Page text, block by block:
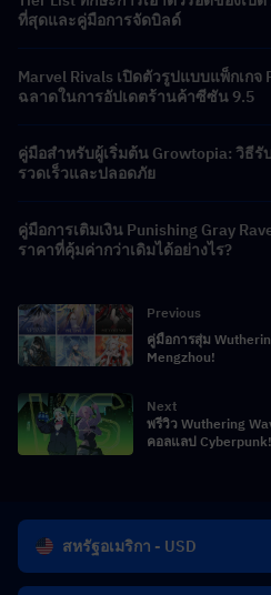
ที่สุดและคู่มือการจัดบิลด์
Marvel Rivals เปิดตัวรูปแบบแพ็กเกจ
ฉลาดในการอัปเดตร้านค้าซีซัน 9.5
คู่มือสำหรับผู้เริ่มต้น Growtopia: วิธี
รวดเร็วและปลอดภัย
คู่มือการเติมเงิน Punishing Gray
ราคาที่คุ้มค่ากว่าเดิมได้อย่างไร?
Previous
คู่มือการสุ่ม
Mengzhou!
Next
พรีวิว Wuthering
คอลแลป Cyberpunk!
สหรัฐอเมริกา - USD